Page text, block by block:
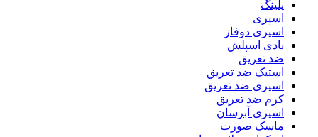
پلینگ
اسپری
اسپری دوفاز
بادی اسپلش
ضد تعریق
استیک ضد تعریق
اسپری ضد تعریق
کرم ضد تعریق
اسپری آبرسان
ماسک صورت